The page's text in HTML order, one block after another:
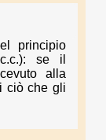
principio
se il
alla
ciò che gli